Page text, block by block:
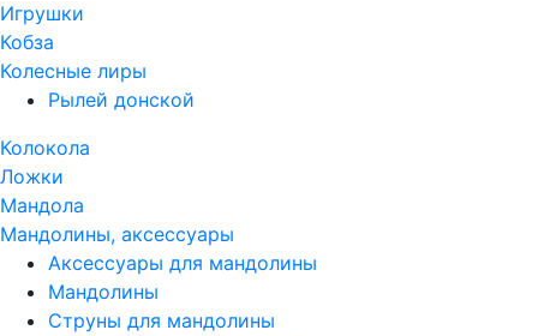
Игрушки
Кобза
Колесные лиры
Рылей донской
Колокола
Ложки
Мандола
Мандолины, аксессуары
Аксессуары для мандолины
Мандолины
Струны для мандолины